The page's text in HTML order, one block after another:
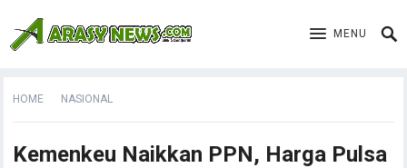
MENU
HOME NASIONAL
Kemenkeu Naikkan PPN, Harga Pulsa